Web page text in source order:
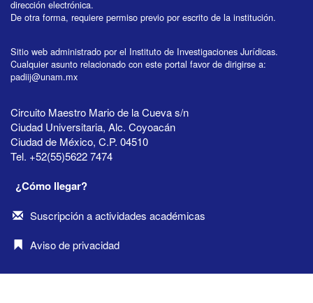
dirección electrónica.
De otra forma, requiere permiso previo por escrito de la institución.
Sitio web administrado por el Instituto de Investigaciones Jurídicas.
Cualquier asunto relacionado con este portal favor de dirigirse a:
padiij@unam.mx
Circuito Maestro Mario de la Cueva s/n
Ciudad Universitaria, Alc. Coyoacán
Ciudad de México, C.P. 04510
Tel. +52(55)5622 7474
¿Cómo llegar?
Suscripción a actividades académicas
Aviso de privacidad